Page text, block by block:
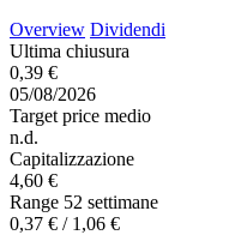
Overview Dividendi
Ultima chiusura
0,39 €
05/08/2026
Target price medio
n.d.
Capitalizzazione
4,60 €
Range 52 settimane
0,37 € / 1,06 €